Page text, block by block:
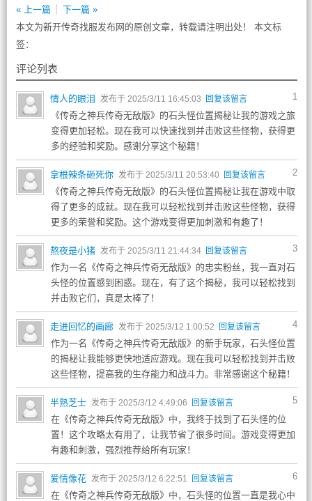
« 上一篇
下一篇 »
本文为新开传奇找服发布网的原创文章，转载请注明出处！ 本文标
签：
评论列表
1
情人的眼泪 发布于 2025/3/11 16:45:03 回复该留言
《传奇之神兵传奇无敌版》的石头怪位置揭秘让我的游戏之旅
变得更加轻松。现在我可以快速找到并击败这些怪物，获得更
多的经验和奖励。感谢分享这个秘籍！
2
拿根辣条砸死你 发布于 2025/3/11 20:53:40 回复该留言
《传奇之神兵传奇无敌版》的石头怪位置揭秘让我在游戏中取
得了更多的成就。现在我可以轻松找到并击败这些怪物，获得
更多的荣誉和奖励。这个游戏变得更加刺激和有趣了！
3
熬夜是小猪 发布于 2025/3/11 21:44:34 回复该留言
作为一名《传奇之神兵传奇无敌版》的忠实粉丝，我一直对石
头怪的位置感到困惑。现在，有了这个揭秘，我可以轻松找到
并击败它们，真是太棒了！
4
走进回忆的画廊 发布于 2025/3/12 1:00:52 回复该留言
作为一名《传奇之神兵传奇无敌版》的新手玩家，石头怪位置
的揭秘让我能够更快地适应游戏。现在我可以轻松找到并击败
这些怪物，提高我的生存能力和战斗力。非常感谢这个秘籍！
5
半熟芝士 发布于 2025/3/12 4:49:06 回复该留言
在《传奇之神兵传奇无敌版》中，我终于找到了石头怪的位
置！这个攻略太有用了，让我节省了很多时间。游戏变得更加
有趣和刺激，强烈推荐给所有玩家！
6
爱情像花 发布于 2025/3/12 6:22:51 回复该留言
在《传奇之神兵传奇无敌版》中，石头怪的位置一直是我心中